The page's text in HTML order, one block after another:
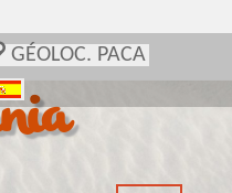
GÉOLOC. PACA